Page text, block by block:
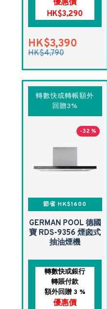
優惠價
HK$3,290
HK$3,390
HK$4,790
轉數快或轉帳額外
回贈3%
-32 %
節省 HK$1600
GERMAN POOL 德國
寶 RDS-9356 煙囪式
抽油煙機
轉數快或銀行
轉賬付款
額外回贈 3 %
優惠價